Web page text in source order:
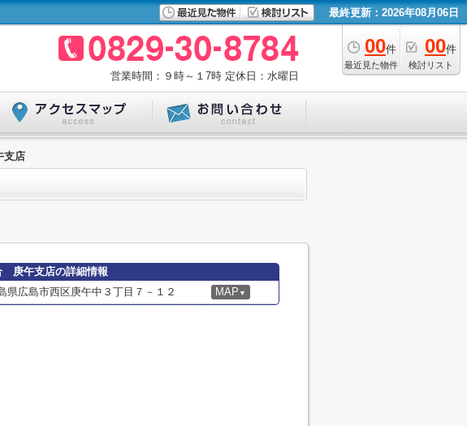
最終更新：2026年08月06日
00件
最近見た物件
00件
検討リスト
営業時間：９時～１7時 定休日：水曜日
支店
庚午支店の詳細情報
県広島市西区庚午中３丁目７－１２ MAP ▼